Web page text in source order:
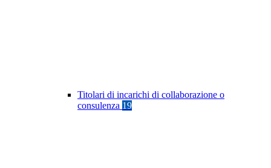
Titolari di incarichi di collaborazione o
consulenza 19